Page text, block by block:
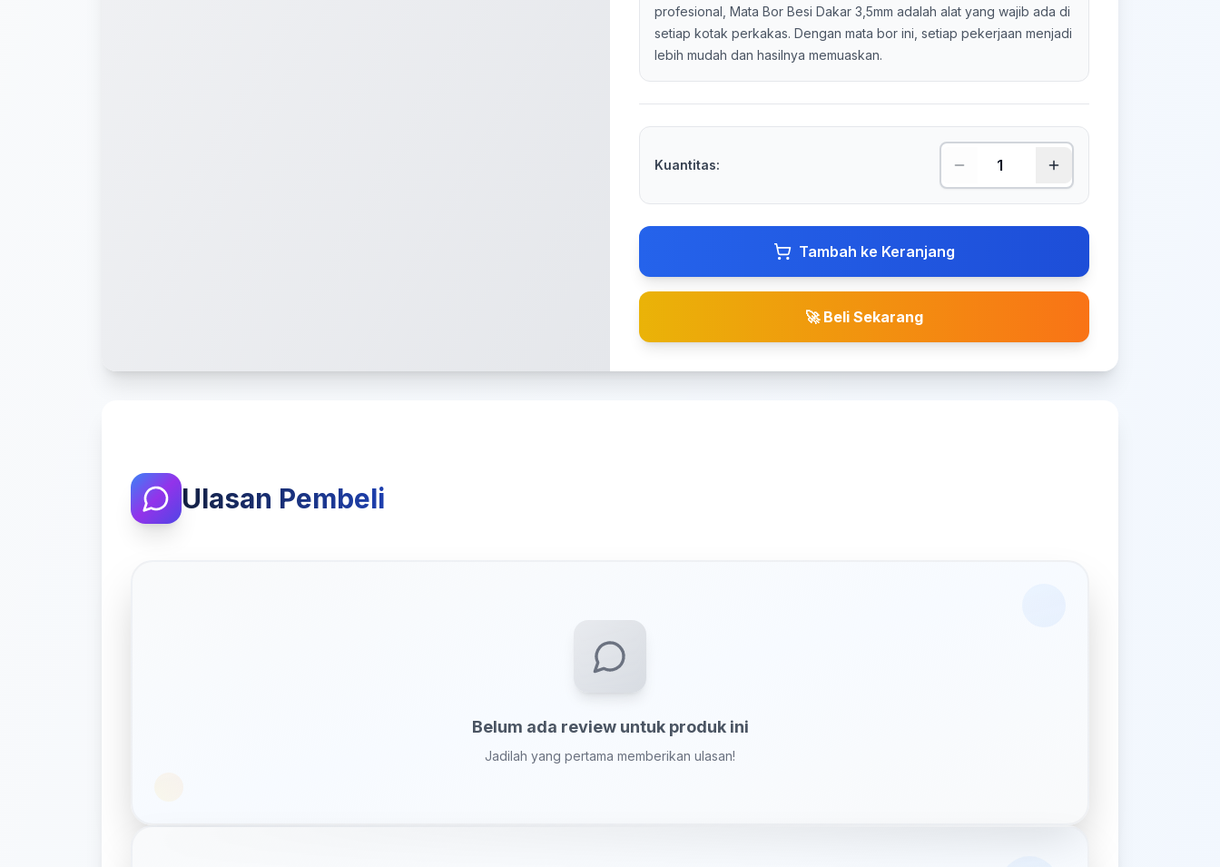
profesional, Mata Bor Besi Dakar 3,5mm adalah alat yang wajib ada di
setiap kotak perkakas. Dengan mata bor ini, setiap pekerjaan menjadi
lebih mudah dan hasilnya memuaskan.
Kuantitas:
Tambah ke Keranjang
🚀 Beli Sekarang
Ulasan Pembeli
Belum ada review untuk produk ini
Jadilah yang pertama memberikan ulasan!